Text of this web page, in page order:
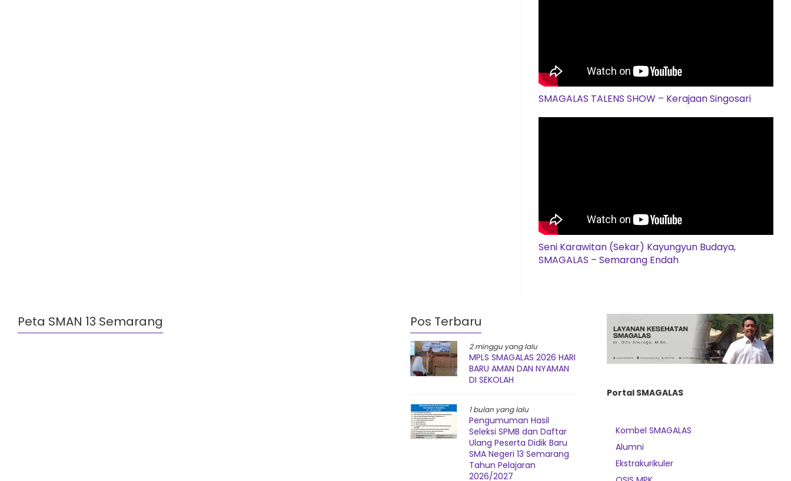
SMAGALAS TALENS SHOW – Kerajaan Singosari
Seni Karawitan (Sekar) Kayungyun Budaya,
SMAGALAS – Semarang Endah
Peta SMAN 13 Semarang Pos Terbaru
2 minggu yang lalu
MPLS SMAGALAS 2026 HARI
BARU AMAN DAN NYAMAN
DI SEKOLAH
1 bulan yang lalu
Pengumuman Hasil
Seleksi SPMB dan Daftar
Ulang Peserta Didik Baru
SMA Negeri 13 Semarang
Tahun Pelajaran
2026/2027
Portal SMAGALAS
Kombel SMAGALAS
Alumni
Ekstrakurikuler